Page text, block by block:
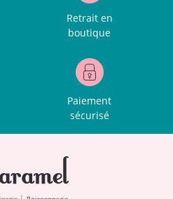
Retrait en
boutique
Paiement
sécurisé